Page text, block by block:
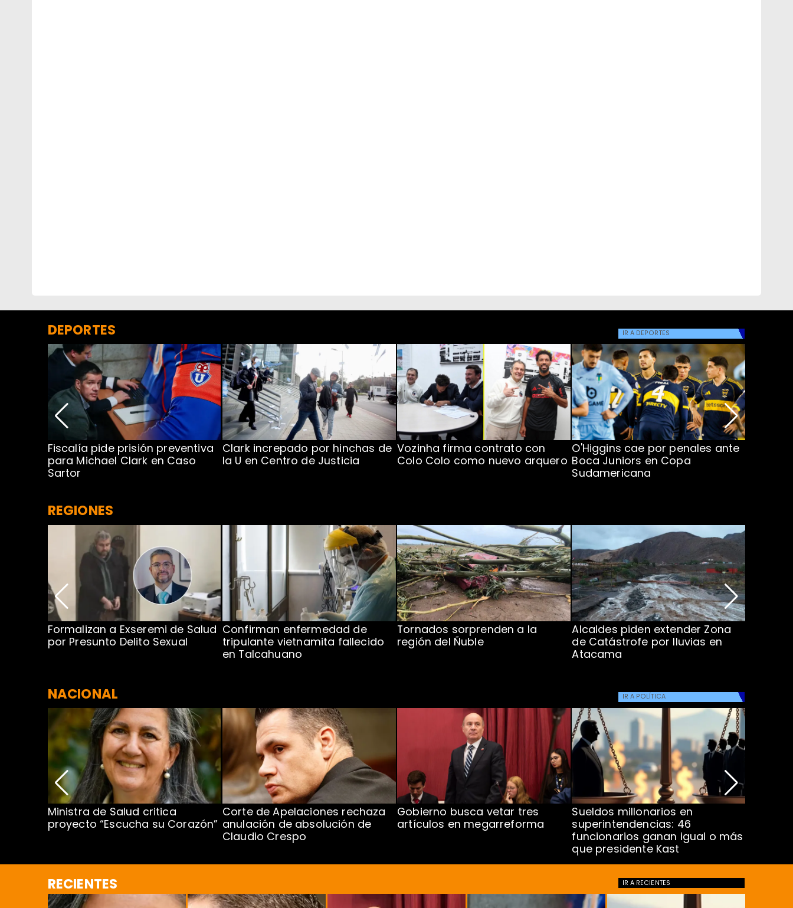
DEPORTES IR A DEPORTES
Fiscalía pide prisión preventiva
para Michael Clark en Caso
Sartor
Clark increpado por hinchas de
la U en Centro de Justicia
Vozinha firma contrato con
Colo Colo como nuevo arquero
O'Higgins cae por penales ante
Boca Juniors en Copa
Sudamericana
REGIONES
Formalizan a Exseremi de Salud
por Presunto Delito Sexual
Confirman enfermedad de
tripulante vietnamita fallecido
en Talcahuano
Tornados sorprenden a la
región del Ñuble
Alcaldes piden extender Zona
de Catástrofe por lluvias en
Atacama
NACIONAL IR A POLÍTICA
Ministra de Salud critica
proyecto “Escucha su Corazón”
Corte de Apelaciones rechaza
anulación de absolución de
Claudio Crespo
Gobierno busca vetar tres
artículos en megarreforma
Sueldos millonarios en
superintendencias: 46
funcionarios ganan igual o más
que presidente Kast
RECIENTES IR A RECIENTES